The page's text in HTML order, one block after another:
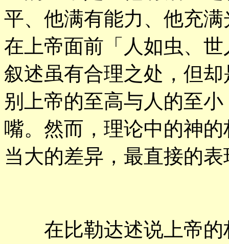
平、他满有能力、他充
在上帝面前「人如虫、
叙述虽有合理之处，但
别上帝的至高与人的至
嘴。然而，理论中的神
当大的差异，最直接的
在比勒达述说上帝的